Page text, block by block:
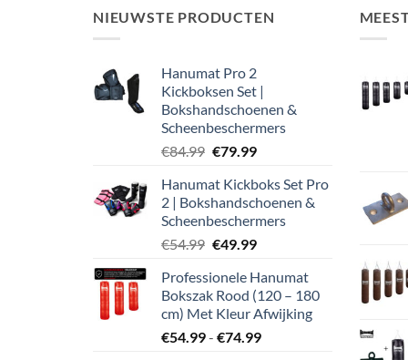
NIEUWSTE PRODUCTEN
Hanumat Pro 2
Kickboksen Set |
Bokshandschoenen &
Scheenbeschermers
€84.99 Oorspronkelijke
was:
€84.99.
€79.99Huidige
is:
€79.99.
Hanumat Kickboks Set Pro
2 | Bokshandschoenen &
Scheenbeschermers
€54.99 Oorspronkelijke
was:
€54.99.
€49.99Huidige
is:
€49.99.
Professionele Hanumat
Bokszak Rood (120 – 180
cm) Met Kleur Afwijking
€54.99- €74.99Prijsklasse: